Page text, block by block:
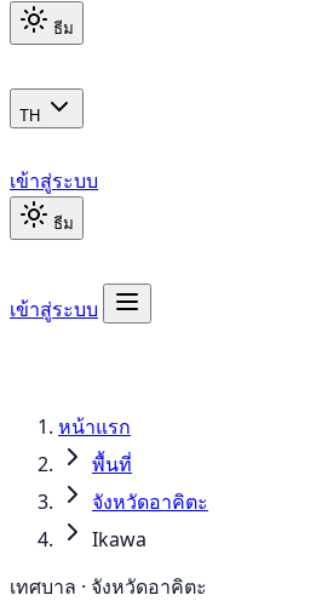
ธีม
TH
เข้าสู่ระบบ
ธีม
เข้าสู่ระบบ
หน้าแรก
พื้นที่
จังหวัดอาคิตะ
Ikawa
เทศบาล · จังหวัดอาคิตะ